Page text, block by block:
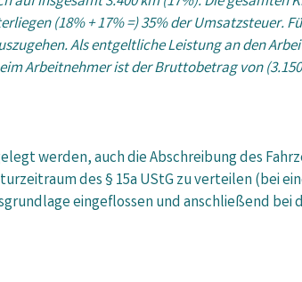
(18% + 17% =) 35% der Umsatzsteuer.
Als entgeltliche Leistung an den
Arbeitnehmer ist der Bruttobetrag von (3.150
werden, auch die Abschreibung des
des § 15a UStG zu verteilen (bei
eingeflossen und anschließend